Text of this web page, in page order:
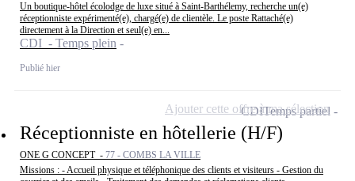
Un boutique-hôtel écolodge de luxe situé à Saint-Barthélemy, recherche un(e)
réceptionniste expérimenté(e), chargé(e) de clientèle. Le poste Rattaché(e)
directement à la Direction et seul(e) en...
CDI - Temps plein
Publié hier
Réceptionniste en hôtellerie (H/F)
ONE G CONCEPT - 77 - COMBS LA VILLE
Missions : - Accueil physique et téléphonique des clients et visiteurs - Gestion du
CDITemps partiel
Ajouter cette offre à ma sélection